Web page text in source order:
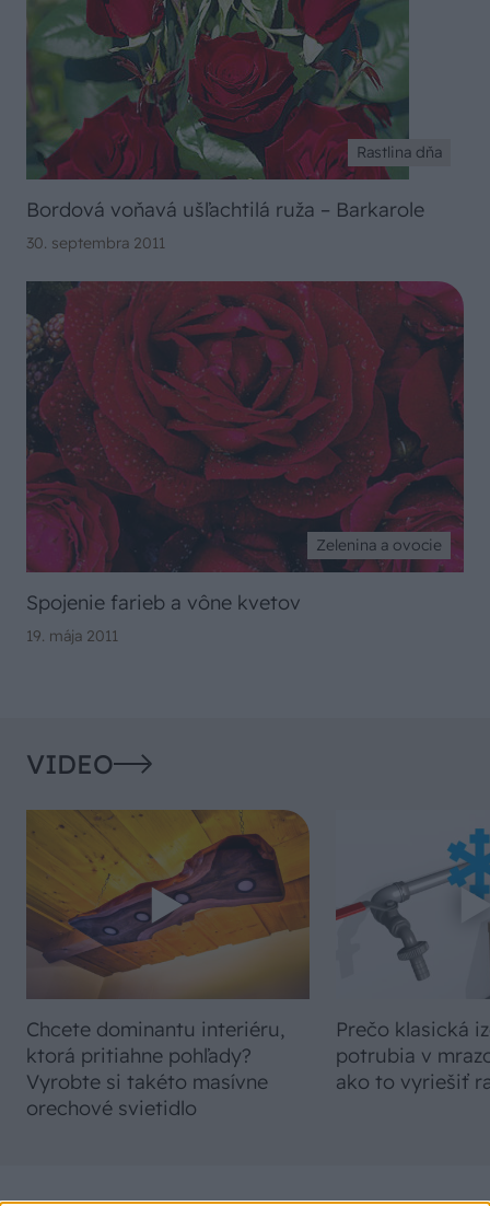
Rastlina dňa
Bordová voňavá ušľachtilá ruža – Barkarole
30. septembra 2011
Zelenina a ovocie
Spojenie farieb a vône kvetov
19. mája 2011
VIDEO
Chcete dominantu interiéru,
ktorá pritiahne pohľady?
Vyrobte si takéto masívne
orechové svietidlo
Prečo klasická
potrubia v
ako to vyriešiť